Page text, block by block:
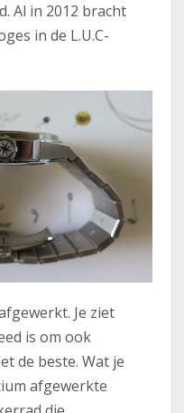
Al in 2012 bracht
in de L.U.C-
Je ziet
is om ook
de beste. Wat je
afgewerkte